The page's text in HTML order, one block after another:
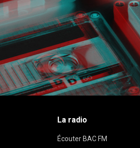
La radio
Écouter BAC FM